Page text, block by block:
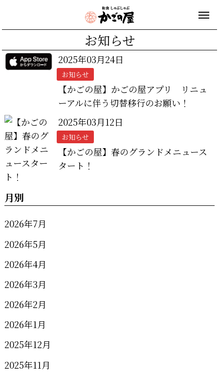
お知らせ
2025年03月24日
お知らせ
【かごの屋】かごの屋アプリ リニュ
ーアルに伴う切替移行のお願い！
2025年03月12日
お知らせ
【かごの屋】春のグランドメニュース
タート！
月別
2026年7月
2026年5月
2026年4月
2026年3月
2026年2月
2026年1月
2025年12月
2025年11月